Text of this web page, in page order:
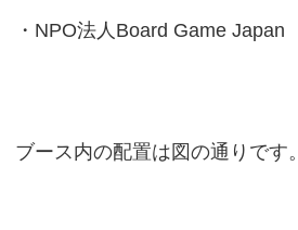
・NPO法人Board Game Japan
ブース内の配置は図の通りです。